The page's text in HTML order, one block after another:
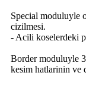
Special moduluyle
cizilmesi.
- Acili koselerdeki
Border moduluyle
kesim hatlarinin ve